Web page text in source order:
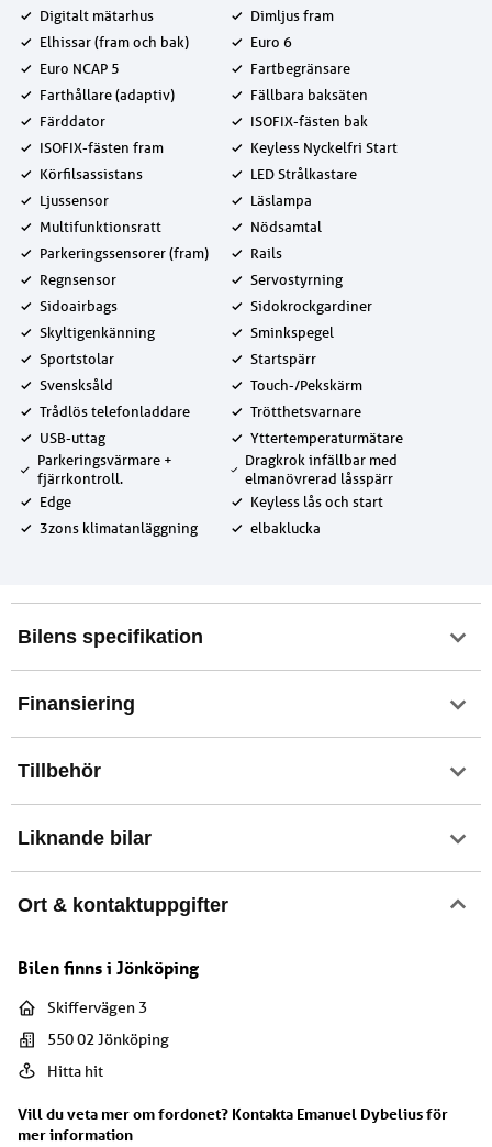
Digitalt mätarhus
Dimljus fram
Elhissar (fram och bak)
Euro 6
Euro NCAP 5
Fartbegränsare
Farthållare (adaptiv)
Fällbara baksäten
Färddator
ISOFIX-fästen bak
ISOFIX-fästen fram
Keyless Nyckelfri Start
Körfilsassistans
LED Strålkastare
Ljussensor
Läslampa
Multifunktionsratt
Nödsamtal
Parkeringssensorer (fram)
Rails
Regnsensor
Servostyrning
Sidoairbags
Sidokrockgardiner
Skyltigenkänning
Sminkspegel
Sportstolar
Startspärr
Svensksåld
Touch-/Pekskärm
Trådlös telefonladdare
Trötthetsvarnare
USB-uttag
Yttertemperaturmätare
Parkeringsvärmare +
fjärrkontroll.
Dragkrok infällbar med
elmanövrerad låsspärr
Edge
Keyless lås och start
3zons klimatanläggning
elbaklucka
Bilens specifikation
Finansiering
Tillbehör
Liknande bilar
Ort & kontaktuppgifter
Bilen finns i Jönköping
Skiffervägen 3
550 02Jönköping
Hitta hit
Vill du veta mer om fordonet? Kontakta Emanuel Dybeliusför
mer information